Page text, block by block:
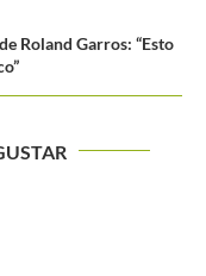
Roland Garros: “Esto